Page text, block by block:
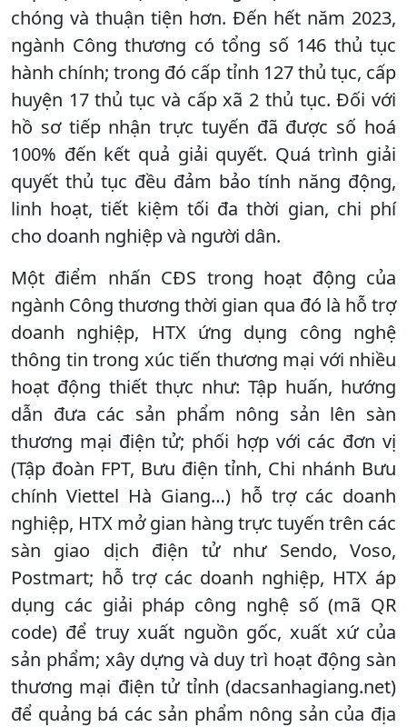
chóng và thuận tiện hơn. Đến hết năm 2023,
ngành Công thương có tổng số 146 thủ tục
hành chính; trong đó cấp tỉnh 127 thủ tục, cấp
huyện 17 thủ tục và cấp xã 2 thủ tục. Đối với
hồ sơ tiếp nhận trực tuyến đã được số hoá
100% đến kết quả giải quyết. Quá trình giải
quyết thủ tục đều đảm bảo tính năng động,
linh hoạt, tiết kiệm tối đa thời gian, chi phí
cho doanh nghiệp và người dân.
Một điểm nhấn CĐS trong hoạt động của
ngành Công thương thời gian qua đó là hỗ trợ
doanh nghiệp, HTX ứng dụng công nghệ
thông tin trong xúc tiến thương mại với nhiều
hoạt động thiết thực như: Tập huấn, hướng
dẫn đưa các sản phẩm nông sản lên sàn
thương mại điện tử; phối hợp với các đơn vị
(Tập đoàn FPT, Bưu điện tỉnh, Chi nhánh Bưu
chính Viettel Hà Giang…) hỗ trợ các doanh
nghiệp, HTX mở gian hàng trực tuyến trên các
sàn giao dịch điện tử như Sendo, Voso,
Postmart; hỗ trợ các doanh nghiệp, HTX áp
dụng các giải pháp công nghệ số (mã QR
code) để truy xuất nguồn gốc, xuất xứ của
sản phẩm; xây dựng và duy trì hoạt động sàn
thương mại điện tử tỉnh (dacsanhagiang.net)
để quảng bá các sản phẩm nông sản của địa